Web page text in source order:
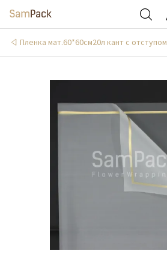
Пленка мат.60*60см20л кант с отступом